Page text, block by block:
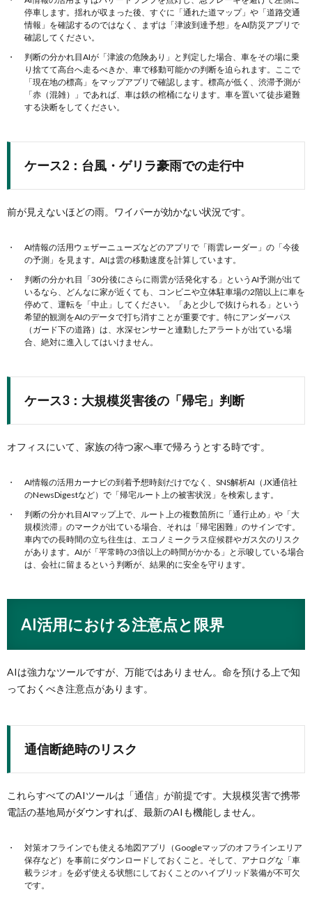
停車します。揺れが収まった後、すぐに「通れた道マップ」や「道路交通
情報」を確認するのではなく、まずは「津波到達予想」をAI防災アプリで
確認してください。
判断の分かれ目AIが「津波の危険あり」と判定した場合、車をその場に乗
り捨てて高台へ走るべきか、車で移動可能かの判断を迫られます。ここで
「現在地の標高」をマップアプリで確認します。標高が低く、渋滞予測が
「赤（混雑）」であれば、車は鉄の棺桶になります。車を置いて徒歩避難
する決断をしてください。
ケース2：台風・ゲリラ豪雨での走行中
前が見えないほどの雨。ワイパーが効かない状況です。
AI情報の活用ウェザーニューズなどのアプリで「雨雲レーダー」の「今後
の予測」を見ます。AIは雲の移動速度を計算しています。
判断の分かれ目「30分後にさらに雨雲が活発化する」というAI予測が出て
いるなら、どんなに家が近くても、コンビニや立体駐車場の2階以上に車を
停めて、運転を「中止」してください。「あと少しで抜けられる」という
希望的観測をAIのデータで打ち消すことが重要です。特にアンダーパス
（ガード下の道路）は、水深センサーと連動したアラートが出ている場
合、絶対に進入してはいけません。
ケース3：大規模災害後の「帰宅」判断
オフィスにいて、家族の待つ家へ車で帰ろうとする時です。
AI情報の活用カーナビの到着予想時刻だけでなく、SNS解析AI（JX通信社
のNewsDigestなど）で「帰宅ルート上の被害状況」を検索します。
判断の分かれ目AIマップ上で、ルート上の複数箇所に「通行止め」や「大
規模渋滞」のマークが出ている場合、それは「帰宅困難」のサインです。
車内での長時間の立ち往生は、エコノミークラス症候群やガス欠のリスク
があります。AIが「平常時の3倍以上の時間がかかる」と示唆している場合
は、会社に留まるという判断が、結果的に安全を守ります。
AI活用における注意点と限界
AIは強力なツールですが、万能ではありません。命を預ける上で知
っておくべき注意点があります。
通信断絶時のリスク
これらすべてのAIツールは「通信」が前提です。大規模災害で携帯
電話の基地局がダウンすれば、最新のAIも機能しません。
対策オフラインでも使える地図アプリ（Googleマップのオフラインエリア
保存など）を事前にダウンロードしておくこと。そして、アナログな「車
載ラジオ」を必ず使える状態にしておくことのハイブリッド装備が不可欠
です。